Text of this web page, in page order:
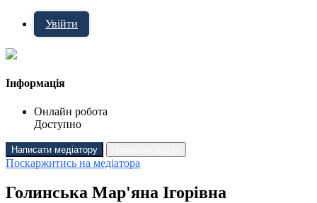
Увійти
Інформація
Онлайн робота
Доступно
Написати медіатору
Поскаржитись на медіатора
Голинська Мар'яна Ігорівна